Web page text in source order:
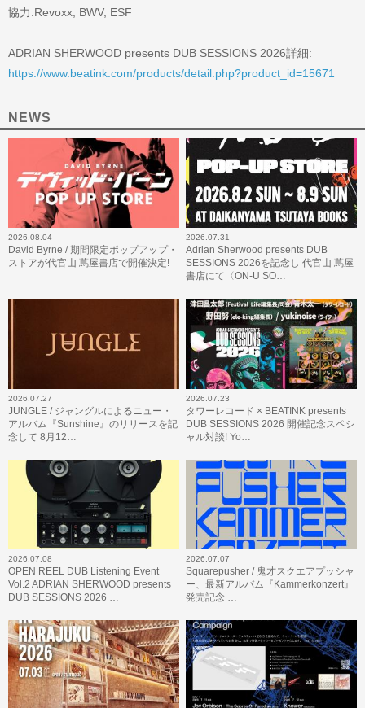
協力:Revoxx, BWV, ESF
ADRIAN SHERWOOD presents DUB SESSIONS 2026詳細:
https://www.beatink.com/products/detail.php?product_id=15671
NEWS
2026.08.04
David Byrne / 期間限定ポップアップ・
ストアが代官山 蔦屋書店で開催決定!
2026.07.31
Adrian Sherwood presents DUB
SESSIONS 2026を記念し 代官山 蔦屋
書店にて〈ON-U SO…
2026.07.27
JUNGLE / ジャングルによるニュー・
アルバム『Sunshine』のリリースを記
念して 8月12…
2026.07.23
タワーレコード × BEATINK presents
DUB SESSIONS 2026 開催記念スペシ
ャル対談! Yo…
2026.07.08
OPEN REEL DUB Listening Event
Vol.2 ADRIAN SHERWOOD presents
DUB SESSIONS 2026 …
2026.07.07
Squarepusher / 鬼才スクエアプッシャ
ー、最新アルバム『Kammerkonzert』
発売記念 …